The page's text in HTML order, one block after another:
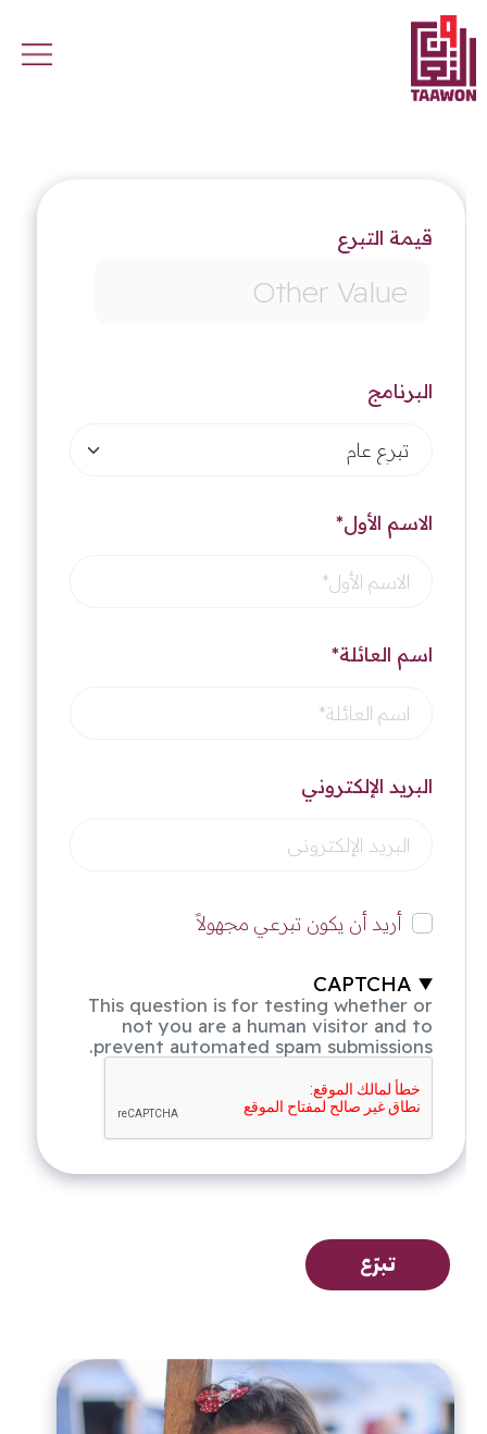
Skip to main content
قيمة التبرع
البرنامج
الاسم الأول*
اسم العائلة*
البريد الإلكتروني
أريد أن يكون تبرعي مجهولاً
CAPTCHA
This question is for testing whether or
not you are a human visitor and to
prevent automated spam submissions.
تبرّع